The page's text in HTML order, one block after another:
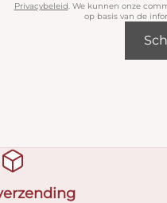
Privacybeleid. We kunnen onze
op basis van de